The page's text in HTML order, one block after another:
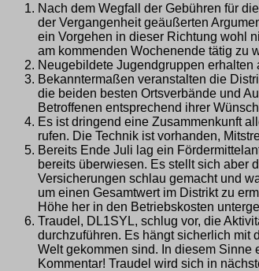
Nach dem Wegfall der Gebühren für
der Vergangenheit geäußerten
ein Vorgehen in dieser Richtung wohl
am kommenden Wochenende tätig zu
Neugebildete Jugendgruppen
Bekanntermaßen veranstalten die
die beiden besten Ortsverbände und
Betroffenen entsprechend ihrer
Es ist dringend eine Zusammenkunft
rufen. Die Technik ist vorhanden,
Bereits Ende Juli lag ein
bereits überwiesen. Es stellt sich aber
Versicherungen schlau gemacht und
um einen Gesamtwert im Distrikt zu
Höhe her in den Betriebskosten
Traudel, DL1SYL, schlug vor, die
durchzuführen. Es hängt sicherlich mit
Welt gekommen sind. In diesem
Kommentar! Traudel wird sich in